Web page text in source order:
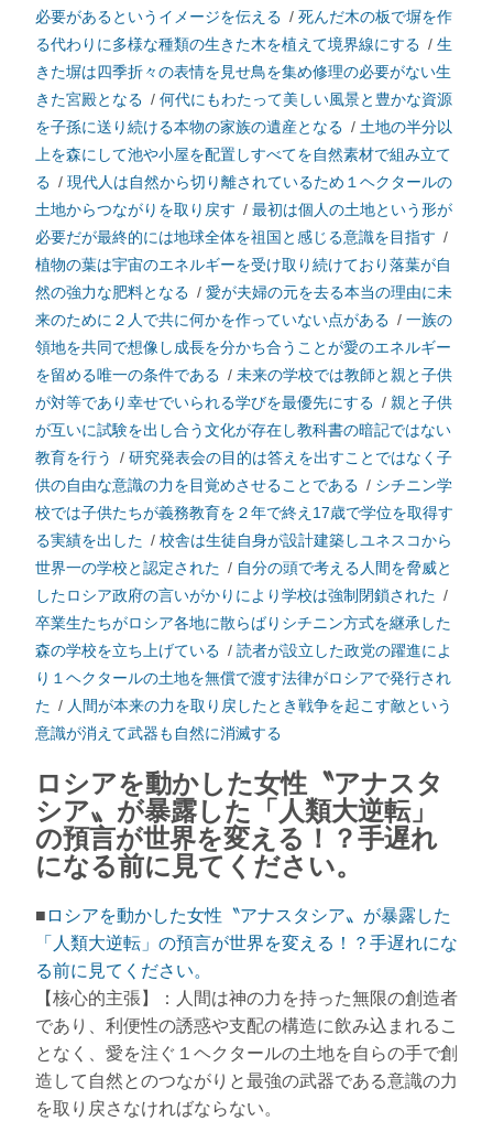
必要があるというイメージを伝える / 死んだ木の板で塀を作
る代わりに多様な種類の生きた木を植えて境界線にする / 生
きた塀は四季折々の表情を見せ鳥を集め修理の必要がない生
きた宮殿となる / 何代にもわたって美しい風景と豊かな資源
を子孫に送り続ける本物の家族の遺産となる / 土地の半分以
上を森にして池や小屋を配置しすべてを自然素材で組み立て
る / 現代人は自然から切り離されているため１ヘクタールの
土地からつながりを取り戻す / 最初は個人の土地という形が
必要だが最終的には地球全体を祖国と感じる意識を目指す /
植物の葉は宇宙のエネルギーを受け取り続けており落葉が自
然の強力な肥料となる / 愛が夫婦の元を去る本当の理由に未
来のために２人で共に何かを作っていない点がある / 一族の
領地を共同で想像し成長を分かち合うことが愛のエネルギー
を留める唯一の条件である / 未来の学校では教師と親と子供
が対等であり幸せでいられる学びを最優先にする / 親と子供
が互いに試験を出し合う文化が存在し教科書の暗記ではない
教育を行う
/ 研究発表会の目的は答えを出すことではなく子
供の自由な意識の力を目覚めさせることである / シチニン学
校では子供たちが義務教育を２年で終え17歳で学位を取得す
る実績を出した / 校舎は生徒自身が設計建築しユネスコから
世界一の学校と認定された / 自分の頭で考える人間を脅威と
したロシア政府の言いがかりにより学校は強制閉鎖された /
卒業生たちがロシア各地に散らばりシチニン方式を継承した
森の学校を立ち上げている / 読者が設立した政党の躍進によ
り１ヘクタールの土地を無償で渡す法律がロシアで発行され
た / 人間が本来の力を取り戻したとき戦争を起こす敵という
意識が消えて武器も自然に消滅する
ロシアを動かした女性〝アナスタ
シア〟が暴露した「人類大逆転」
の預言が世界を変える！？手遅れ
になる前に見てください。
■ ロシアを動かした女性〝アナスタシア〟が暴露した
「人類大逆転」の預言が世界を変える！？手遅れにな
る前に見てください。
【核心的主張】：人間は神の力を持った無限の創造者
であり、利便性の誘惑や支配の構造に飲み込まれるこ
となく、愛を注ぐ１ヘクタールの土地を自らの手で創
造して自然とのつながりと最強の武器である意識の力
を取り戻さなければならない。